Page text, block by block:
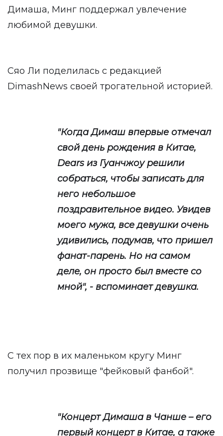
Димаша, Минг поддержал увлечение
любимой девушки.
Сяо Ли поделилась с редакцией
DimashNews своей трогательной историей.
"Когда Димаш впервые отмечал
свой день рождения в Китае,
Dears из Гуанчжоу решили
собраться, чтобы записать для
него небольшое
поздравительное видео. Увидев
моего мужа, все девушки очень
удивились, подумав, что пришел
фанат-парень. Но на самом
деле, он просто был вместе со
мной", - вспоминает девушка.
С тех пор в их маленьком кругу Минг
получил прозвище "фейковый фанбой".
"Концерт Димаша в Чанше – его
первый концерт в Китае, а также